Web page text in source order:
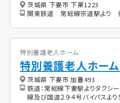
茨城県 下妻市 下栗1223
関東鉄道 常総線宗道駅より
特別養護老人ホーム
特別養護老人ホー
茨城県 下妻市 加養493
鉄道：常総線下妻駅よりタクシ
線及び国道２９４号バイパスより